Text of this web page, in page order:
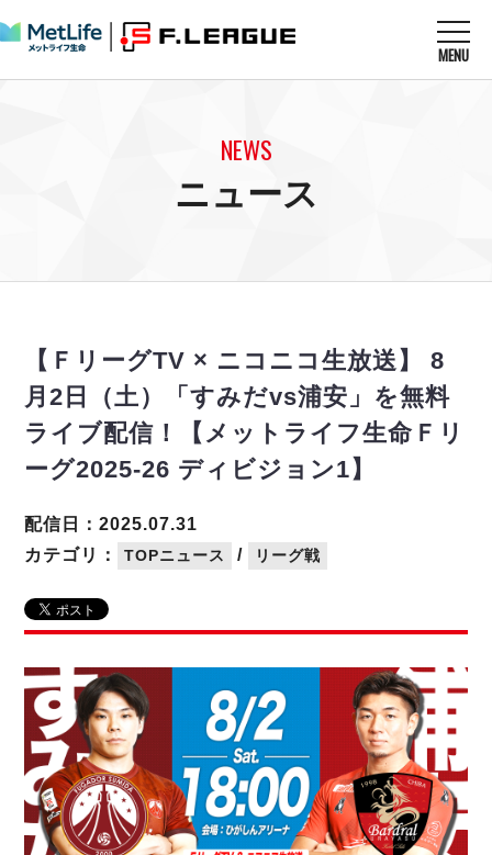
MENU
U-23選抜
メディア情報
フットサル日本代表
その他
戦績表
警告・退場・出場停止選手
個人ランキング｜ゴール
個人ランキング｜シュート
個人ランキング｜シュート成功率
メットライフ生命Ｆ２リーグ
試合日程
戦績表
警告・退場・出場停止選手
個人ランキング｜ゴール
個人ランキング｜シュート
個人ランキング｜シュート成功率
個人ランキング｜第2PK
エスポラーダ北海道
バルドラール浦安
フウガドールすみだ
しながわシティ
ペスカドーラ町田
湘南ベルマーレ
名古屋オーシャンズ
シュライカー大阪
ボルクバレット北九州
バサジィ大分
メットライフ生命Ｆ２リーグ
ヴォスクオーレ仙台
マルバ水戸FC
アリーナ情報 ARENA
リーグ概要
日本フットサルリーグについて
リーグ要項
クラブライセンス関連
アリーナ観戦マナー&ルール
過去の記録 ARCHIVE
過去の試合記録
ディビジョン1 試合記録
ディビジョン2 試合記録
Ｆリーグカップ 試合記録
リーグ統計データ
ABeam AWARD
DIVISION01
NEWS
ニュース
【ＦリーグTV × ニコニコ生放送】 8
月2日（土）「すみだvs浦安」を無料
ライブ配信！【メットライフ生命Ｆリ
ーグ2025-26 ディビジョン1】
カテゴリ： TOPニュース / リーグ戦
配信日：2025.07.31